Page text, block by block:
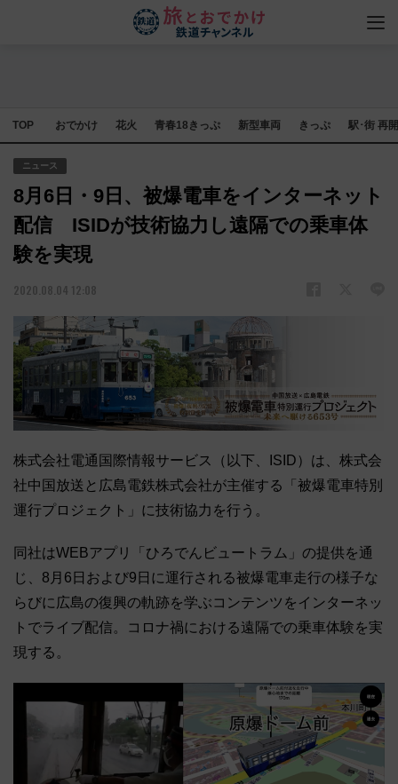
TOP おでかけ 花火 青春18きっぷ 新型車両 きっぷ 駅･街 再
ニュース
8月6日・9日、被爆電車をインターネット
配信 ISIDが技術協力し遠隔での乗車体
験を実現
2020.08.04 12:08
株式会社電通国際情報サービス（以下、ISID）は、株式会
社中国放送と広島電鉄株式会社が主催する「被爆電車特別
運行プロジェクト」に技術協力を行う。
同社はWEBアプリ「ひろでんビュートラム」の提供を通
じ、8月6日および9日に運行される被爆電車走行の様子な
らびに広島の復興の軌跡を学ぶコンテンツをインターネッ
トでライブ配信。コロナ禍における遠隔での乗車体験を実
現する。